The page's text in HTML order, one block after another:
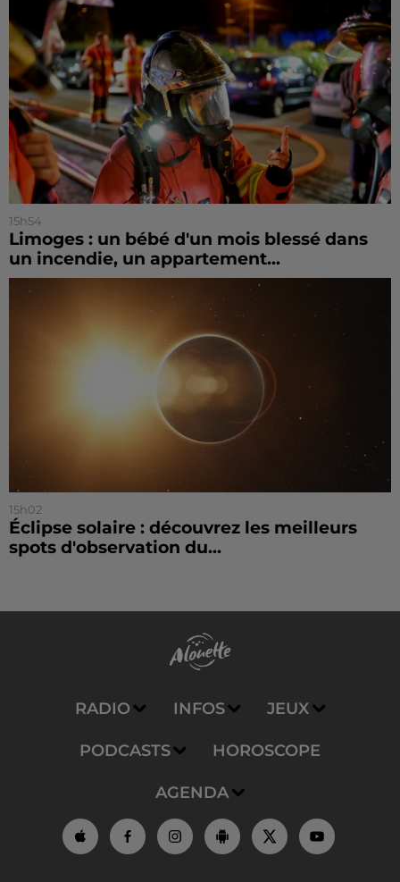
15h54
Limoges : un bébé d'un mois blessé dans
un incendie, un appartement...
15h02
Éclipse solaire : découvrez les meilleurs
spots d'observation du...
RADIO INFOS JEUX
PODCASTS HOROSCOPE
AGENDA